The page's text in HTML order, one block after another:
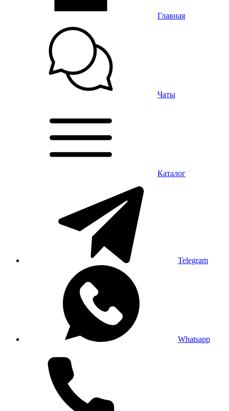
Главная
Чаты
Каталог
Telegram
Whatsapp